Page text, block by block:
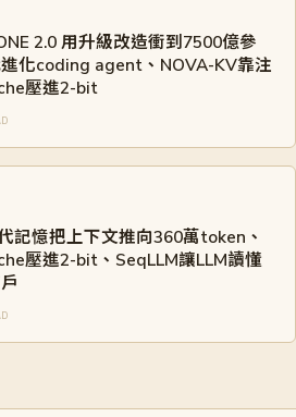
2.0 用升級改造衝到7500億參
化coding agent、NOVA-KV靠注
壓進2-bit
憶把上下文推向360萬token、
壓進2-bit、SeqLLM讓LLM讀懂